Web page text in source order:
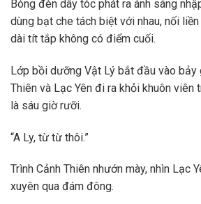
Bóng đèn dây tóc phát ra ánh sáng
dùng bạt che tách biệt với nhau, nối
dài tít tắp không có điểm cuối.
Lớp bồi dưỡng Vật Lý bắt đầu vào bảy
Thiên và Lạc Yên đi ra khỏi khuôn viên
là sáu giờ rưỡi.
“A Ly, từ từ thôi.”
Trình Cảnh Thiên nhướn mày, nhìn Lạc
xuyên qua đám đông.